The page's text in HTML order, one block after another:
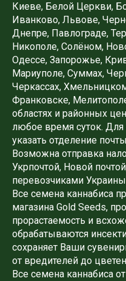
Киеве, Белой Церкви,
Иванково, Львове,
Днепре, Павлограде,
Никополе, Солёном,
Одессе, Запорожье,
Мариуполе, Суммах,
Черкассах,
Франковске,
областях и районных
любое время суток. Для
указать отделение
Возможна отправка
Укрпочтой, Новой
перевозчиками
Все семена каннабиса
магазина Gold Seeds,
прорастаемость и
обрабатываются
сохраняет Ваши
от вредителей до
Все семена каннабиса